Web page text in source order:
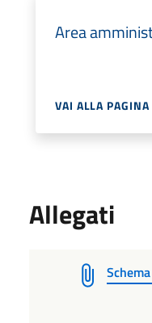
Area
VAI ALLA PAGINA
Allegati